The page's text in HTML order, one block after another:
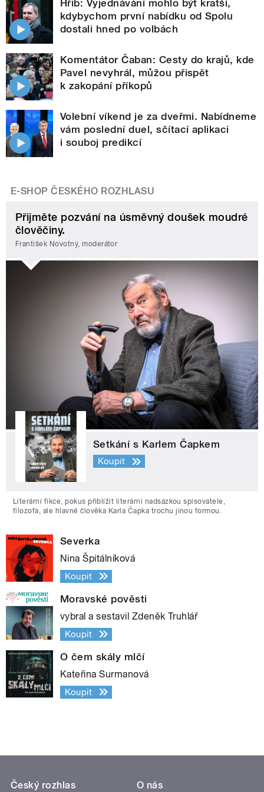
Hřib: Vyjednávání mohlo být kratší,
kdybychom první nabídku od Spolu
dostali hned po volbách
Komentátor Čaban: Cesty do krajů, kde
Pavel nevyhrál, můžou přispět
k zakopání příkopů
Volební víkend je za dveřmi. Nabídneme
vám poslední duel, sčítací aplikaci
i souboj predikcí
E-SHOP ČESKÉHO ROZHLASU
Přijměte pozvání na úsměvný doušek moudré
člověčiny.
František Novotný, moderátor
Setkání s Karlem Čapkem
Koupit
Literární fikce, pokus přiblížit literární nadsázkou spisovatele,
filozofa, ale hlavně člověka Karla Čapka trochu jinou formou.
Severka
Nina Špitálníková
Koupit
Moravské pověsti
vybral a sestavil Zdeněk Truhlář
Koupit
O čem skály mlčí
Kateřina Surmanová
Koupit
Český rozhlas
O nás